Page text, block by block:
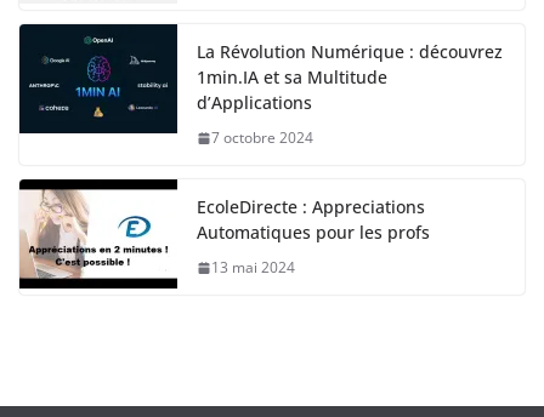
La Révolution Numérique : découvrez
1min.IA et sa Multitude
d’Applications
7 octobre 2024
EcoleDirecte : Appreciations
Automatiques pour les profs
13 mai 2024